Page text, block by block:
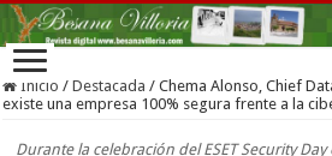
Inicio / Destacada / Chema Alonso, Chief
existe una empresa 100% segura frente a la
Durante la celebración del ESET Security